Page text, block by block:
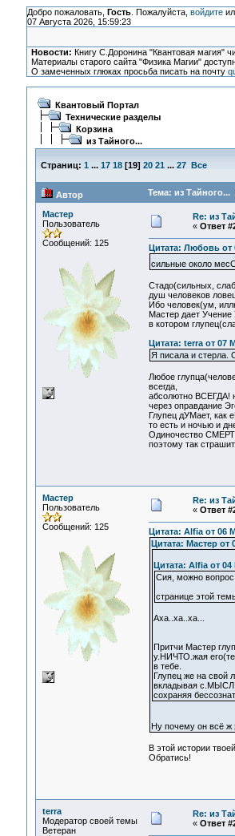
Добро пожаловать, Гость. Пожалуйста, войдите
07 Августа 2026, 15:59:23
Новости: Книгу С.Доронина "Квантовая магия"
Материалы старого сайта "Физика Магии"
О замеченных глюках просьба писать на почту
Квантовый Портал
Технические разделы
Корзина
из Тайного...
Страниц: 1 ... 17 18[19] 20 21 ... 27 Все
Автор Тема: из Тайного...
Мастер
Пользователь
Сообщений: 125
Re: из
« Ответ
Цитата: Любовь от
сильные около
Стадо(сильных,
душ человеков
Ибо человек(ум,
Мастер дает Учение
в котором
Цитата: terra от 07
Я писала и стерла.
Любое
всегда,
абсолютно ВСЕГДА!
через оправдание
Глупец дУМает, как
то есть и ночью и
Одиночество
поэтому так
Мастер
Пользователь
Сообщений: 125
Re: из
« Ответ
Цитата: Alfia от 06
Цитата: Мастер от
Цитата: Alfia от
Сия, можно вопрос
странице этой
Аха..ха..ха...
Притчи Мастер
у.НИЧТО.жая
в тебе.
Глупец же на свой
вкладывая с.МЫСЛ,
сохраняя
Ну почему он всё ж
В этой истории
Обратись!
terra
Модератор своей темы
Ветеран
Re: из
« Ответ